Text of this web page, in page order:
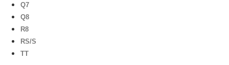
Q7
Q8
R8
RS/S
TT